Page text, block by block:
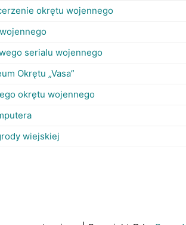
okrętu wojennego
serialu wojennego
Okrętu „Vasa”
okrętu wojennego
wiejskiej